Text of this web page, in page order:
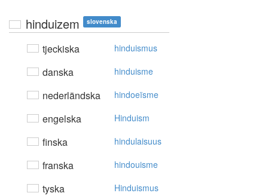
hinduizem slovenska
tjeckiska hinduismus
danska hinduisme
nederländska hindoeïsme
engelska Hinduism
finska hindulaisuus
franska hindouisme
tyska Hinduismus